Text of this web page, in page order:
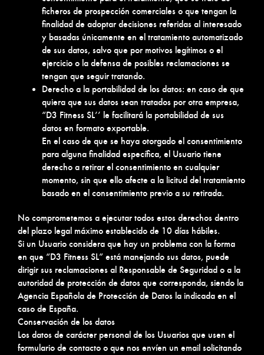
ficheros de prospección comerciales o que tengan la
finalidad de adoptar decisiones referidas al interesado
y basadas únicamente en el tratamiento automatizado
de sus datos, salvo que por motivos legítimos o el
ejercicio o la defensa de posibles reclamaciones se
tengan que seguir tratando.
Derecho a la portabilidad de los datos: en caso de que
quiera que sus datos sean tratados por otra empresa,
“D3 Fitness SL’’ le facilitará la portabilidad de sus
datos en formato exportable.
En el caso de que se haya otorgado el consentimiento
para alguna finalidad específica, el Usuario tiene
derecho a retirar el consentimiento en cualquier
momento, sin que ello afecte a la licitud del tratamiento
basado en el consentimiento previo a su retirada.
No comprometemos a ejecutar todos estos derechos dentro
del plazo legal máximo establecido de 10 días hábiles.
Si un Usuario considera que hay un problema con la forma
en que “D3 Fitness SL” está manejando sus datos, puede
dirigir sus reclamaciones al Responsable de Seguridad o a la
autoridad de protección de datos que corresponda, siendo la
Agencia Española de Protección de Datos la indicada en el
caso de España.
Conservación de los datos
Los datos de carácter personal de los Usuarios que usen el
formulario de contacto o que nos envíen un email solicitando